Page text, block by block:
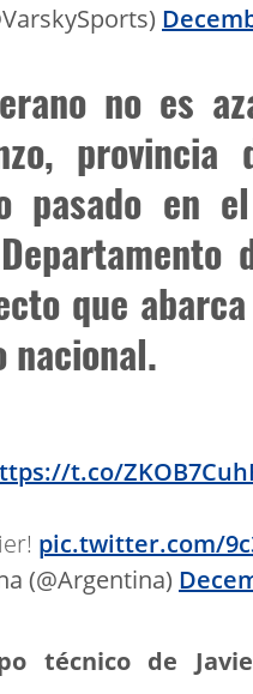
no es
provincia
pasado en
que
nacional.
t.co/
pic.twitter.com/
(@Argentina)
técnico de